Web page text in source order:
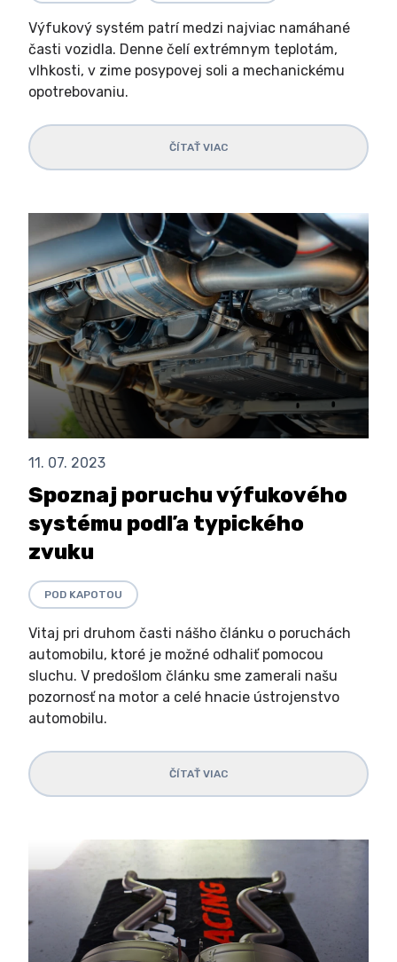
Výfukový systém patrí medzi najviac namáhané
časti vozidla. Denne čelí extrémnym teplotám,
vlhkosti, v zime posypovej soli a mechanickému
opotrebovaniu.
ČÍTAŤ VIAC
11. 07. 2023
Spoznaj poruchu výfukového
systému podľa typického
zvuku
POD KAPOTOU
Vitaj pri druhom časti nášho článku o poruchách
automobilu, ktoré je možné odhaliť pomocou
sluchu. V predošlom článku sme zamerali našu
pozornosť na motor a celé hnacie ústrojenstvo
automobilu.
ČÍTAŤ VIAC